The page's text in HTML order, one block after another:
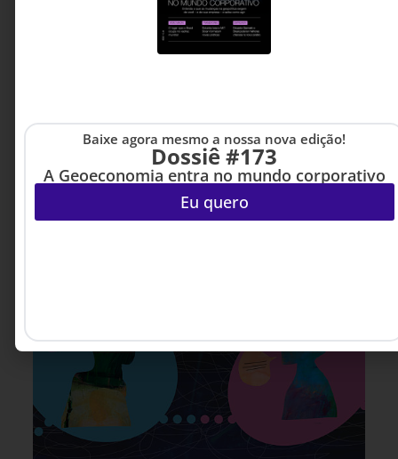
Diversidade Geracional,
Etarismo e Longevidade
Baixe agora mesmo a nossa nova edição!
Dossiê #173
A Geoeconomia entra no mundo corporativo
Eu quero